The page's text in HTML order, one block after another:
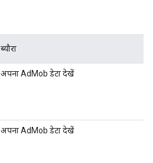
ब्यौरा
अपना AdMob डेटा देखें
अपना AdMob डेटा देखें